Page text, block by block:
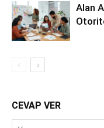
Alan
CEVAP VER